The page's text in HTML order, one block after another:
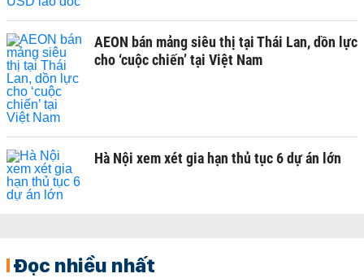
AEON bán mảng siêu thị tại Thái Lan, dồn lực
cho ‘cuộc chiến’ tại Việt Nam
Hà Nội xem xét gia hạn thủ tục 6 dự án lớn
Đọc nhiều nhất